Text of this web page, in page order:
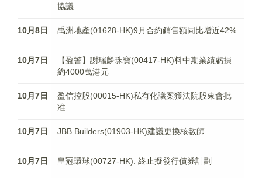
協議
10月8日 禹洲地產(01628-HK)9月合約銷售額同比增近42%
10月7日
【盈警】謝瑞麟珠寶(00417-HK)料中期業績虧損
約4000萬港元
10月7日
盈信控股(00015-HK)私有化議案獲法院股東會批
准
10月7日 JBB Builders(01903-HK)建議更換核數師
10月7日 皇冠環球(00727-HK): 終止擬發行債券計劃